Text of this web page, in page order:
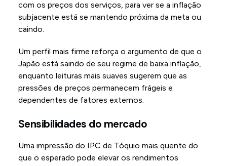
com os preços dos serviços, para ver se a inflação
subjacente está se mantendo próxima da meta ou
caindo.
Um perfil mais firme reforça o argumento de que o
Japão está saindo de seu regime de baixa inflação,
enquanto leituras mais suaves sugerem que as
pressões de preços permanecem frágeis e
dependentes de fatores externos.
Sensibilidades do mercado
Uma impressão do IPC de Tóquio mais quente do
que o esperado pode elevar os rendimentos